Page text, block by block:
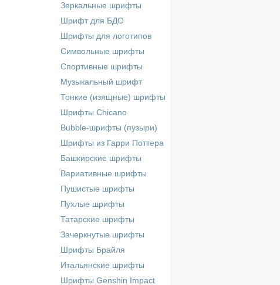
Зеркальные шрифты
Шрифт для БДО
Шрифты для логотипов
Символьные шрифты
Спортивные шрифты
Музыкальный шрифт
Тонкие (изящные) шрифты
Шрифты Chicano
Bubble-шрифты (пузыри)
Шрифты из Гарри Поттера
Башкирские шрифты
Вариативные шрифты
Пушистые шрифты
Пухлые шрифты
Татарские шрифты
Зачеркнутые шрифты
Шрифты Брайля
Итальянские шрифты
Шрифты Genshin Impact